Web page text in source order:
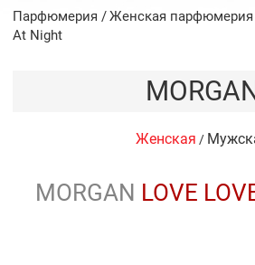
Парфюмерия Женская парфюмерия
At Night
Женская /
MORGAN LOVE